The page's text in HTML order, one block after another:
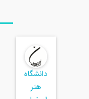
دانشگاه
هنر